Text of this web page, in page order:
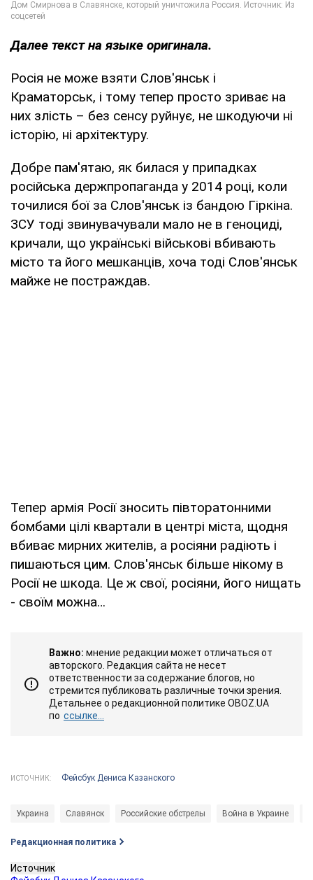
Далее текст на языке оригинала.
Росія не може взяти Слов'янськ і
Краматорськ, і тому тепер просто зриває на
них злість – без сенсу руйнує, не шкодуючи ні
історію, ні архітектуру.
Добре пам'ятаю, як билася у припадках
російська держпропаганда у 2014 році, коли
точилися бої за Слов'янськ із бандою Гіркіна.
ЗСУ тоді звинувачували мало не в геноциді,
кричали, що українські військові вбивають
місто та його мешканців, хоча тоді Слов'янськ
майже не постраждав.
Тепер армія Росії зносить півторатонними
бомбами цілі квартали в центрі міста, щодня
вбиває мирних жителів, а росіяни радіють і
пишаються цим. Слов'янськ більше нікому в
Росії не шкода. Це ж свої, росіяни, його нищать
- своїм можна…
Важно: мнение редакции может отличаться от
авторского. Редакция сайта не несет
ответственности за содержание блогов, но
стремится публиковать различные точки зрения.
Детальнее о редакционной политике OBOZ.UA
по ссылке...
ИСТОЧНИК: Фейсбук Дениса Казанского
Украина Славянск Российские обстрелы Война в Украине
Редакционная политика
Источник